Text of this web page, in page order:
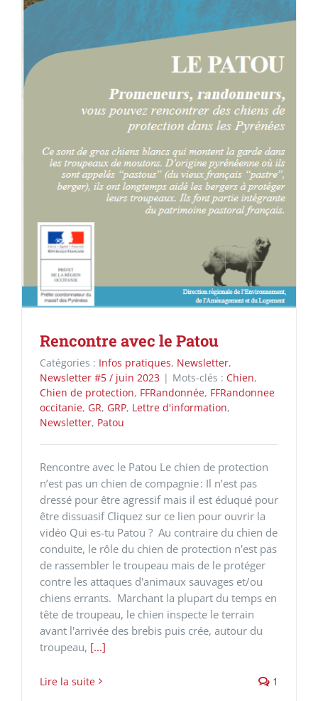
Rencontre avec le Patou
Catégories : Infos pratiques, Newsletter,
Newsletter #5 / juin 2023 | Mots-clés : Chien,
Chien de protection, FFRandonnée, FFRandonnee
occitanie, GR, GRP, Lettre d'information,
Newsletter, Patou
Rencontre avec le Patou Le chien de protection
n’est pas un chien de compagnie : Il n’est pas
dressé pour être agressif mais il est éduqué pour
être dissuasif Cliquez sur ce lien pour ouvrir la
vidéo Qui es-tu Patou ? Au contraire du chien de
conduite, le rôle du chien de protection n'est pas
de rassembler le troupeau mais de le protéger
contre les attaques d'animaux sauvages et/ou
chiens errants. Marchant la plupart du temps en
tête de troupeau, le chien inspecte le terrain
avant l'arrivée des brebis puis crée, autour du
troupeau, [...]
Lire la suite 1